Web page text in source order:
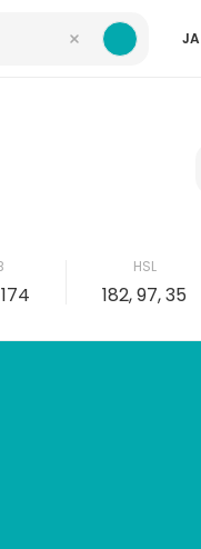
JA
HSL
182, 97, 35